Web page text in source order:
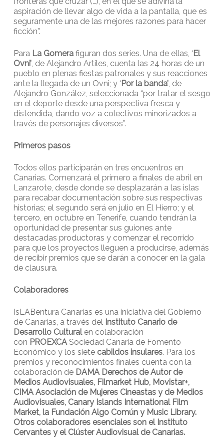
aspiración de llevar algo de vida a la pantalla, que es
seguramente una de las mejores razones para hacer
ficción”.
Para La Gomerafiguran dos series. Una de ellas, ‘ El
Ovni’, de Alejandro Artiles, cuenta las 24 horas de un
pueblo en plenas fiestas patronales y sus reacciones
ante la llegada de un Ovni; y ‘ Por la banda’, de
Alejandro González, seleccionada “por tratar el sesgo
en el deporte desde una perspectiva fresca y
distendida, dando voz a colectivos minorizados a
través de personajes diversos”.
Primeros pasos
Todos ellos participarán en tres encuentros en
Canarias. Comenzará el primero a finales de abril en
Lanzarote, desde donde se desplazarán a las islas
para recabar documentación sobre sus respectivas
historias; el segundo será en julio en El Hierro; y el
tercero, en octubre en Tenerife, cuando tendrán la
oportunidad de presentar sus guiones ante
destacadas productoras y comenzar el recorrido
para que los proyectos lleguen a producirse, además
de recibir premios que se darán a conocer en la gala
de clausura.
Colaboradores
IsLABentura Canarias es una iniciativa del Gobierno
de Canarias, a través del Instituto Canario de
Desarrollo Culturalen colaboración
con PROEXCASociedad Canaria de Fomento
Económico y los siete cabildos insulares. Para los
premios y reconocimientos finales cuenta con la
colaboración de DAMA Derechos de Autor de
Medios Audiovisuales, Filmarket Hub, Movistar+,
CIMA Asociación de Mujeres Cineastas y de Medios
Audiovisuales, Canary Islands International Film
Market, la Fundación Algo Común y Music Library.
Otros colaboradores esenciales son el Instituto
Cervantes y el Clúster Audiovisual de Canarias.